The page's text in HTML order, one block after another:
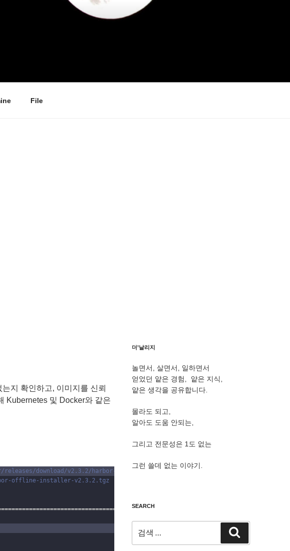
File
지 확인하고, 이미지를 신뢰
Kubernetes 및 Docker와 같은
releases/download/v2.3.2/harbor-offline-installer-v2.3.2.tgz
offline-installer-v2.3.2.tgz
더’날리지
놀면서, 살면서, 일하면서
얻었던 얕은 경험, 얕은 지식,
얕은 생각을 공유합니다.
몰라도 되고,
알아도 도움 안되는,
그리고 전문성은 1도 없는
그런 쓸데 없는 이야기.
SEARCH
색:
색